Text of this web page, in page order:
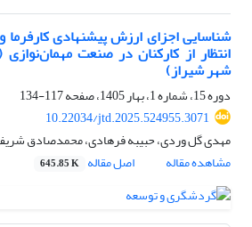
شناسایی اجزای ارزش پیشنهادی
انتظار از کارکنان در صنعت
شهر شیراز)
دوره 15، شماره 1، بهار 1405، صفحه
117-134
10.22034/jtd.2025.524955.3071
مهدی گل وردی، حبیبه فرهادی، محمدصادق
مشاهده مقاله
اصل مقاله 645.85 K